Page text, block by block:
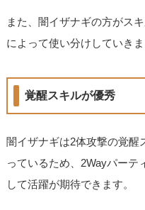
また、闇イザナギの方がス
によって使い分けしていきま
覚醒スキルが優秀
闇イザナギは2体攻撃の覚醒
っているため、2Wayパーテ
して活躍が期待できます。